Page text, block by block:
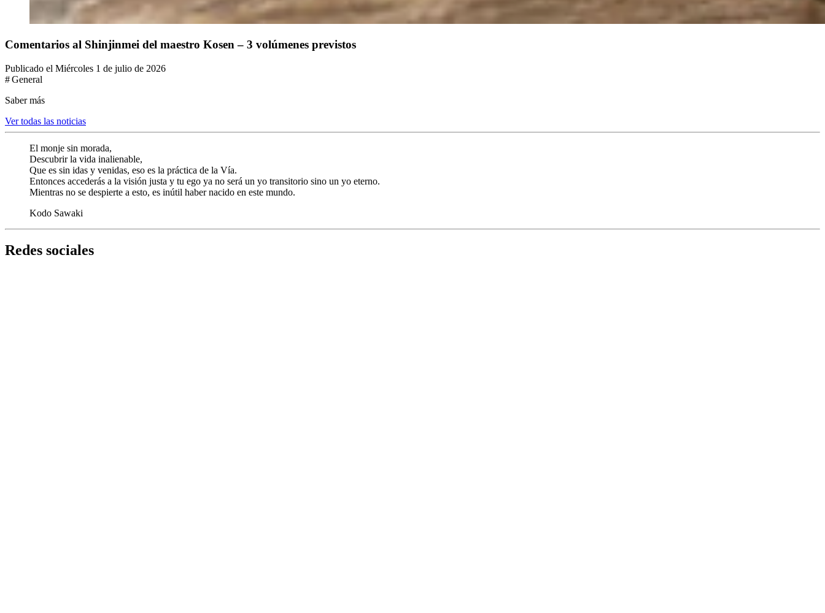
Comentarios al Shinjinmei del maestro Kosen – 3 volúmenes previstos
Publicado el Miércoles 1 de julio de 2026
# General
Saber más
Ver todas las noticias
El monje sin morada,
Descubrir la vida inalienable,
Que es sin idas y venidas, eso es la práctica de la Vía.
Entonces accederás a la visión justa y tu ego ya no será un yo transitorio sino un yo eterno.
Mientras no se despierte a esto, es inútil haber nacido en este mundo.
Kodo Sawaki
Redes sociales